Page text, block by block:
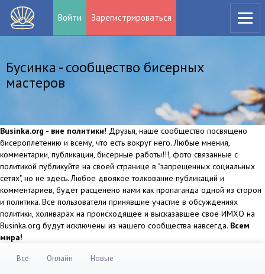
Войти Зарегистрироваться
Бусинка - сообщество бисерных
мастеров
Businka.org - вне политики! Друзья, наше сообщество посвящено
бисероплетению и всему, что есть вокруг него. Любые мнения,
комментарии, публикации, бисерные работы!!!, фото связанные с
политикой публикуйте на своей странице в "запрещенных социальных
сетях", но не здесь. Любое двоякое толкование публикаций и
комментариев, будет расценено нами как пропаганда одной из сторон
и политика. Все пользователи принявшие участие в обсуждениях
политики, холиварах на происходящее и высказавшее свое ИМХО на
Businka.org будут исключены из нашего сообщества навсегда. Всем
мира!
Все Онлайн Новые